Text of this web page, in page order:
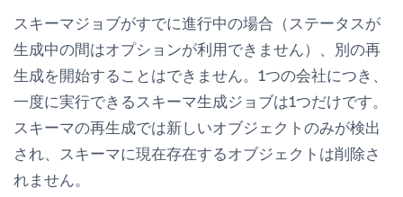
スキーマジョブがすでに進行中の場合（ステータスが
生成中の間はオプションが利用できません）、別の再
生成を開始することはできません。1つの会社につき、
一度に実行できるスキーマ生成ジョブは1つだけです。
スキーマの再生成では新しいオブジェクトのみが検出
され、スキーマに現在存在するオブジェクトは削除さ
れません。